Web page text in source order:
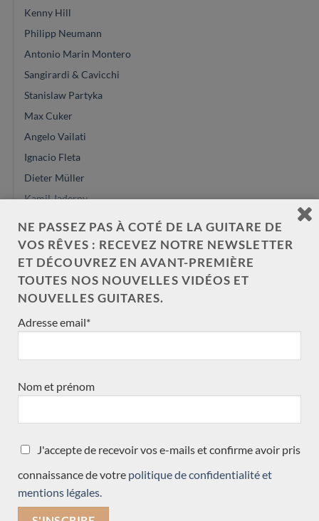
Kenny Hill
Philipp Neumann
Antonio Marin Montero
Sangirardi & Cavicchi
Stanislaw Partyka
Max Cuker
Angelo Vailati
Ignacio Fleta
Dieter Müller
Kamil Jaderny
José Marques
Louis Panormo
Gypsy R Bear
Jérémie Geffroy
Hiroyasu Asakura
Enrico Bottelli
Giannis Paleodimopoulos
Toby Rzepka
Paulino Bernabé
Martin Blackwell
Dominique Delarue
NE PASSEZ PAS À COTÉ DE LA GUITARE DE
VOS RÊVES : RECEVEZ NOTRE NEWSLETTER
ET DÉCOUVREZ EN AVANT-PREMIÈRE
TOUTES NOS NOUVELLES VIDÉOS ET
NOUVELLES GUITARES.
Adresse email*
Nom et prénom
J'accepte de recevoir vos e-mails et confirme avoir pris
connaissance de votre politique de confidentialité et
mentions légales.